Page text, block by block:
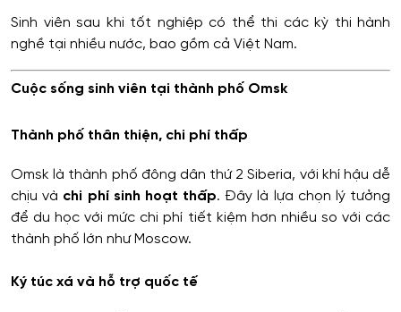
Sinh viên sau khi tốt nghiệp có thể thi các kỳ thi hành
nghề tại nhiều nước, bao gồm cả Việt Nam.
Cuộc sống sinh viên tại thành phố Omsk
Thành phố thân thiện, chi phí thấp
Omsk là thành phố đông dân thứ 2 Siberia, với khí hậu dễ
chịu và chi phí sinh hoạt thấp. Đây là lựa chọn lý tưởng
để du học với mức chi phí tiết kiệm hơn nhiều so với các
thành phố lớn như Moscow.
Ký túc xá và hỗ trợ quốc tế